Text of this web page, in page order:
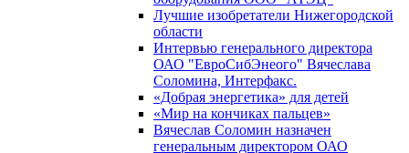
Лучшие изобретатели Нижегородской
области
Интервью генерального директора
ОАО "ЕвроСибЭнеого" Вячеслава
Соломина, Интерфакс.
«Добрая энергетика» для детей
«Мир на кончиках пальцев»
Вячеслав Соломин назначен
генеральным директором ОАО